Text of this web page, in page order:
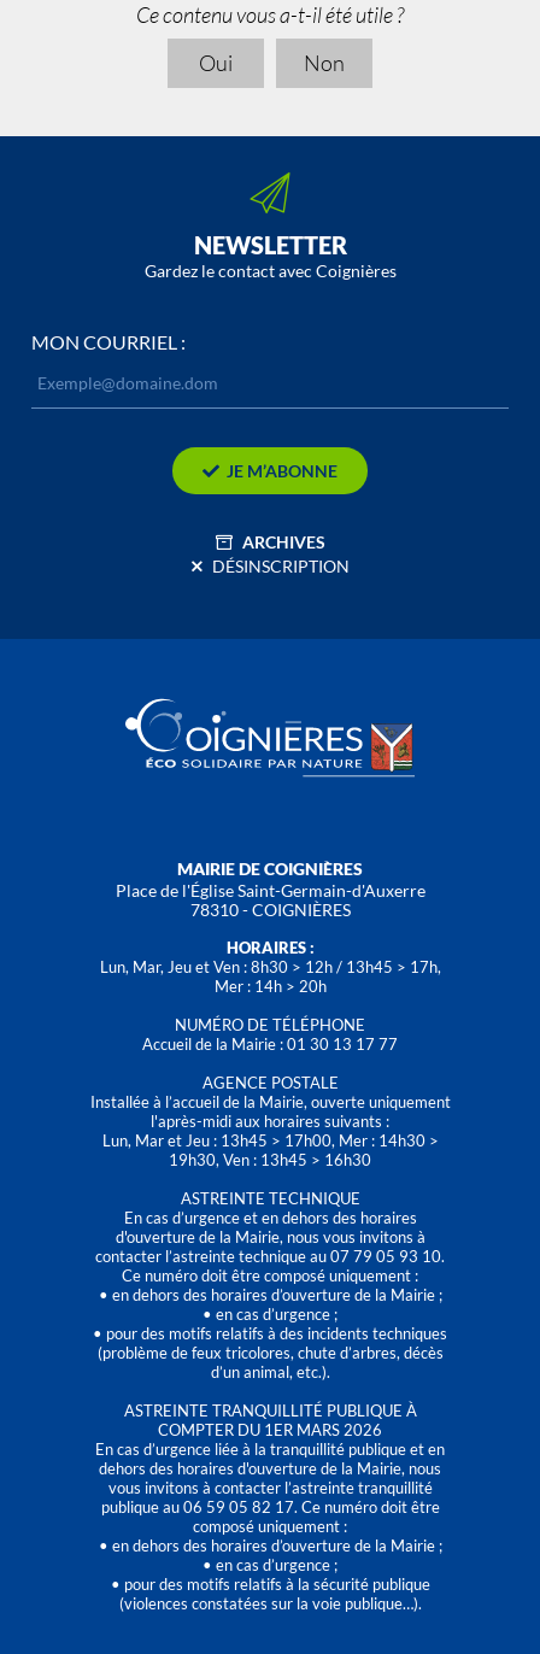
Ce contenu vous a-t-il été utile ?
Oui
Non
NEWSLETTER
Gardez le contact avec Coignières
MON COURRIEL :
JE M’ABONNE
ARCHIVES
DÉSINSCRIPTION
MAIRIE DE COIGNIÈRES
Place de l'Église Saint-Germain-d'Auxerre
78310 - COIGNIÈRES
HORAIRES :
Lun, Mar, Jeu et Ven : 8h30 > 12h / 13h45 > 17h,
Mer : 14h > 20h
NUMÉRO DE TÉLÉPHONE
Accueil de la Mairie : 01 30 13 17 77
AGENCE POSTALE
Installée à l’accueil de la Mairie, ouverte uniquement
l'après-midi aux horaires suivants :
Lun, Mar et Jeu : 13h45 > 17h00, Mer : 14h30 >
19h30, Ven : 13h45 > 16h30
ASTREINTE TECHNIQUE
En cas d’urgence et en dehors des horaires
d'ouverture de la Mairie, nous vous invitons à
contacter l’astreinte technique au 07 79 05 93 10.
Ce numéro doit être composé uniquement :
• en dehors des horaires d’ouverture de la Mairie ;
• en cas d’urgence ;
• pour des motifs relatifs à des incidents techniques
(problème de feux tricolores, chute d’arbres, décès
d’un animal, etc.).
ASTREINTE TRANQUILLITÉ PUBLIQUE À
COMPTER DU 1ER MARS 2026
En cas d’urgence liée à la tranquillité publique et en
dehors des horaires d'ouverture de la Mairie, nous
vous invitons à contacter l’astreinte tranquillité
publique au 06 59 05 82 17. Ce numéro doit être
composé uniquement :
• en dehors des horaires d’ouverture de la Mairie ;
• en cas d’urgence ;
• pour des motifs relatifs à la sécurité publique
(violences constatées sur la voie publique…).